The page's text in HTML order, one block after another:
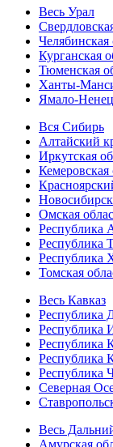
Весь Урал
Челябинская
Курганская
Тюменская
Ханты-
Ямало-
Вся Сибирь
Алтайский
Иркутская
Кемеровская
Омская
Республика
Республика
Республика
Томская
Весь Кавказ
Республика
Республика
Республика
Республика
Республика
Северная
Весь
Амурская